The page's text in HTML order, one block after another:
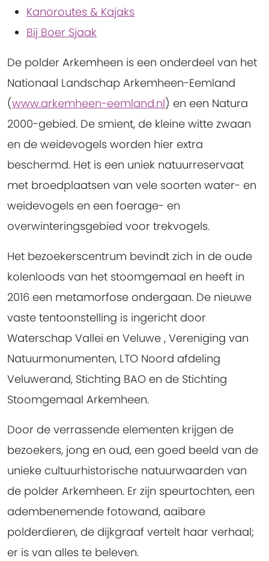
Kanoroutes & Kajaks
Bij Boer Sjaak
De polder Arkemheen is een onderdeel van het
Nationaal Landschap Arkemheen-Eemland
(www.arkemheen-eemland.nl) en een Natura
2000-gebied. De smient, de kleine witte zwaan
en de weidevogels worden hier extra
beschermd. Het is een uniek natuurreservaat
met broedplaatsen van vele soorten water- en
weidevogels en een foerage- en
overwinteringsgebied voor trekvogels.
Het bezoekerscentrum bevindt zich in de oude
kolenloods van het stoomgemaal en heeft in
2016 een metamorfose ondergaan. De nieuwe
vaste tentoonstelling is ingericht door
Waterschap Vallei en Veluwe , Vereniging van
Natuurmonumenten, LTO Noord afdeling
Veluwerand, Stichting BAO en de Stichting
Stoomgemaal Arkemheen.
Door de verrassende elementen krijgen de
bezoekers, jong en oud, een goed beeld van de
unieke cultuurhistorische natuurwaarden van
de polder Arkemheen. Er zijn speurtochten, een
adembenemende fotowand, aaibare
polderdieren, de dijkgraaf vertelt haar verhaal;
er is van alles te beleven.